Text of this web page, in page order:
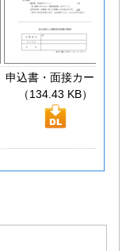
申込書・面接カード
（134.43 KB）